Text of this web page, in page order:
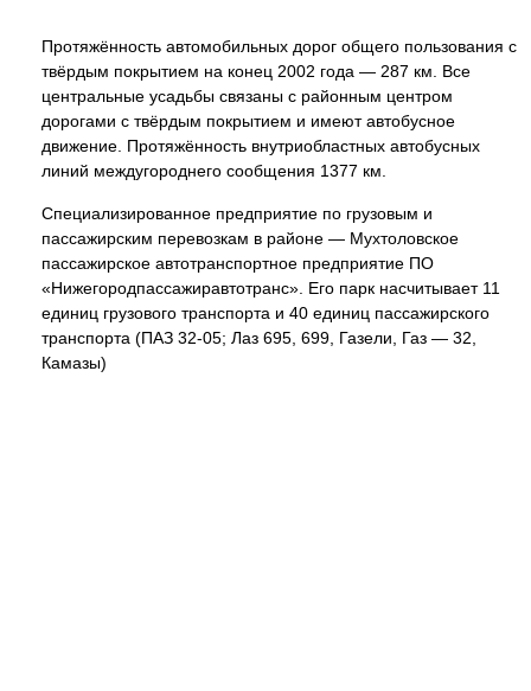
Протяжённость автомобильных дорог общего пользования с
твёрдым покрытием на конец 2002 года — 287 км. Все
центральные усадьбы связаны с районным центром
дорогами с твёрдым покрытием и имеют автобусное
движение. Протяжённость внутриобластных автобусных
линий междугороднего сообщения 1377 км.
Специализированное предприятие по грузовым и
пассажирским перевозкам в районе — Мухтоловское
пассажирское автотранспортное предприятие ПО
«Нижегородпассажиравтотранс». Его парк насчитывает 11
единиц грузового транспорта и 40 единиц пассажирского
транспорта (ПАЗ 32-05; Лаз 695, 699, Газели, Газ — 32,
Камазы)